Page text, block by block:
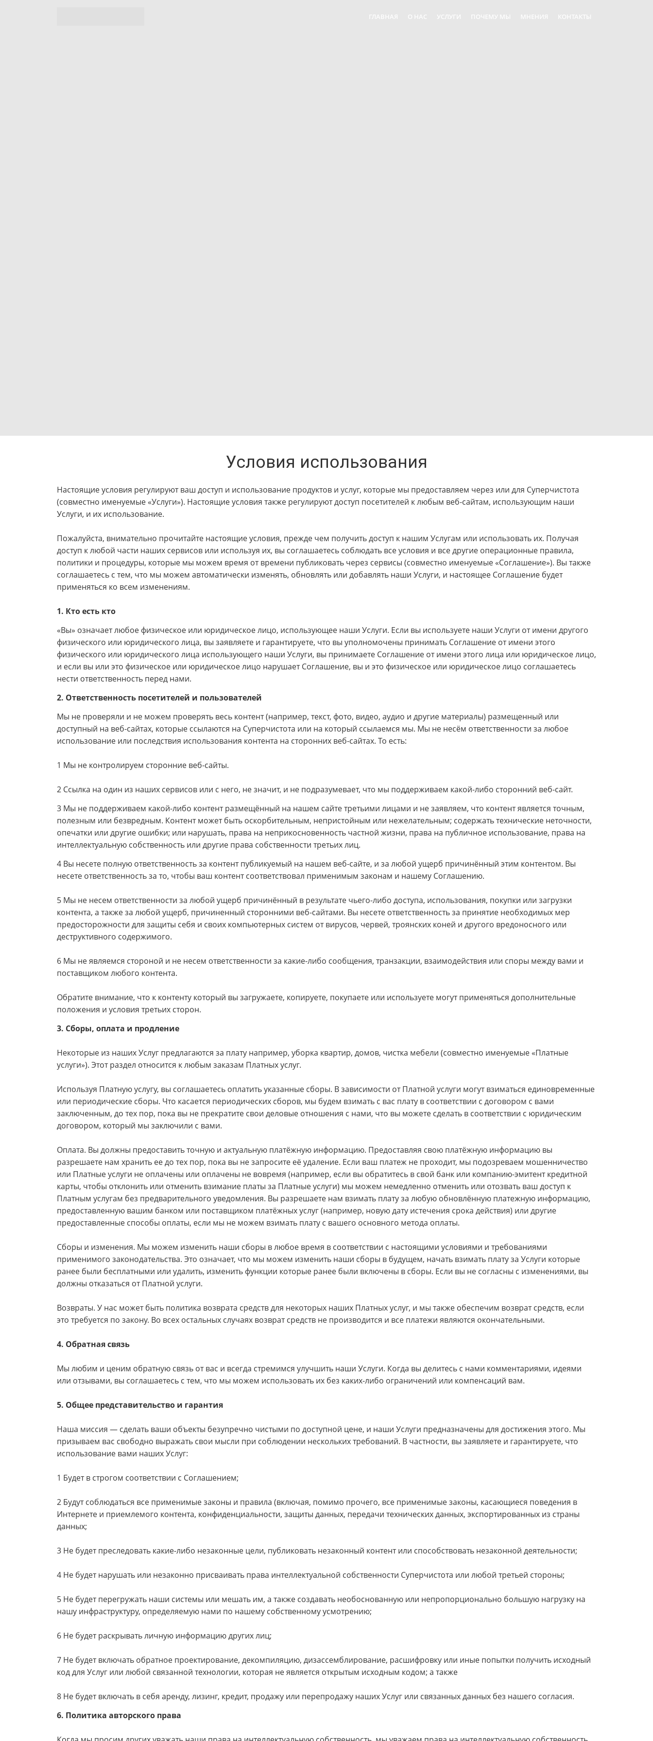
ГЛАВНАЯ О НАС УСЛУГИ ПОЧЕМУ МЫ МНЕНИЯ КОНТАКТЫ
Условия использования
Настоящие условия регулируют ваш доступ и использование продуктов и услуг, которые мы предоставляем через или для Суперчистота
(совместно именуемые «Услуги»). Настоящие условия также регулируют доступ посетителей к любым веб-сайтам, использующим наши
Услуги, и их использование.
Пожалуйста, внимательно прочитайте настоящие условия, прежде чем получить доступ к нашим Услугам или использовать их. Получая
доступ к любой части наших сервисов или используя их, вы соглашаетесь соблюдать все условия и все другие операционные правила,
политики и процедуры, которые мы можем время от времени публиковать через сервисы (совместно именуемые «Соглашение»). Вы также
соглашаетесь с тем, что мы можем автоматически изменять, обновлять или добавлять наши Услуги, и настоящее Соглашение будет
применяться ко всем изменениям.
1. Кто есть кто
«Вы» означает любое физическое или юридическое лицо, использующее наши Услуги. Если вы используете наши Услуги от имени другого
физического или юридического лица, вы заявляете и гарантируете, что вы уполномочены принимать Соглашение от имени этого
физического или юридического лица использующего наши Услуги, вы принимаете Соглашение от имени этого лица или юридическое лицо,
и если вы или это физическое или юридическое лицо нарушает Соглашение, вы и это физическое или юридическое лицо соглашаетесь
нести ответственность перед нами.
2. Ответственность посетителей и пользователей
Мы не проверяли и не можем проверять весь контент (например, текст, фото, видео, аудио и другие материалы) размещенный или
доступный на веб-сайтах, которые ссылаются на Суперчистота или на который ссылаемся мы. Мы не несём ответственности за любое
использование или последствия использования контента на сторонних веб-сайтах. То есть:
1 Мы не контролируем сторонние веб-сайты.
2 Ссылка на один из наших сервисов или с него, не значит, и не подразумевает, что мы поддерживаем какой-либо сторонний веб-сайт.
3 Мы не поддерживаем какой-либо контент размещённый на нашем сайте третьими лицами и не заявляем, что контент является точным,
полезным или безвредным. Контент может быть оскорбительным, непристойным или нежелательным; содержать технические неточности,
опечатки или другие ошибки; или нарушать, права на неприкосновенность частной жизни, права на публичное использование, права на
интеллектуальную собственность или другие права собственности третьих лиц.
4 Вы несете полную ответственность за контент публикуемый на нашем веб-сайте, и за любой ущерб причинённый этим контентом. Вы
несете ответственность за то, чтобы ваш контент соответствовал применимым законам и нашему Соглашению.
5 Мы не несем ответственности за любой ущерб причинённый в результате чьего-либо доступа, использования, покупки или загрузки
контента, а также за любой ущерб, причиненный сторонними веб-сайтами. Вы несете ответственность за принятие необходимых мер
предосторожности для защиты себя и своих компьютерных систем от вирусов, червей, троянских коней и другого вредоносного или
деструктивного содержимого.
6 Мы не являемся стороной и не несем ответственности за какие-либо сообщения, транзакции, взаимодействия или споры между вами и
поставщиком любого контента.
Обратите внимание, что к контенту который вы загружаете, копируете, покупаете или используете могут применяться дополнительные
положения и условия третьих сторон.
3. Сборы, оплата и продление
Некоторые из наших Услуг предлагаются за плату например, уборка квартир, домов, чистка мебели (совместно именуемые «Платные
услуги»). Этот раздел относится к любым заказам Платных услуг.
Используя Платную услугу, вы соглашаетесь оплатить указанные сборы. В зависимости от Платной услуги могут взиматься единовременные
или периодические сборы. Что касается периодических сборов, мы будем взимать с вас плату в соответствии с договором с вами
заключенным, до тех пор, пока вы не прекратите свои деловые отношения с нами, что вы можете сделать в соответствии с юридическим
договором, который мы заключили с вами.
Оплата. Вы должны предоставить точную и актуальную платёжную информацию. Предоставляя свою платёжную информацию вы
разрешаете нам хранить ее до тех пор, пока вы не запросите её удаление. Если ваш платеж не проходит, мы подозреваем мошенничество
или Платные услуги не оплачены или оплачены не вовремя (например, если вы обратитесь в свой банк или компанию-эмитент кредитной
карты, чтобы отклонить или отменить взимание платы за Платные услуги) мы можем немедленно отменить или отозвать ваш доступ к
Платным услугам без предварительного уведомления. Вы разрешаете нам взимать плату за любую обновлённую платежную информацию,
предоставленную вашим банком или поставщиком платёжных услуг (например, новую дату истечения срока действия) или другие
предоставленные способы оплаты, если мы не можем взимать плату с вашего основного метода оплаты.
Сборы и изменения. Мы можем изменить наши сборы в любое время в соответствии с настоящими условиями и требованиями
применимого законодательства. Это означает, что мы можем изменить наши сборы в будущем, начать взимать плату за Услуги которые
ранее были бесплатными или удалить, изменить функции которые ранее были включены в сборы. Если вы не согласны с изменениями, вы
должны отказаться от Платной услуги.
Возвраты. У нас может быть политика возврата средств для некоторых наших Платных услуг, и мы также обеспечим возврат средств, если
это требуется по закону. Во всех остальных случаях возврат средств не производится и все платежи являются окончательными.
4. Обратная связь
Мы любим и ценим обратную связь от вас и всегда стремимся улучшить наши Услуги. Когда вы делитесь с нами комментариями, идеями
или отзывами, вы соглашаетесь с тем, что мы можем использовать их без каких-либо ограничений или компенсаций вам.
5. Общее представительство и гарантия
Наша миссия — сделать ваши объекты безупречно чистыми по доступной цене, и наши Услуги предназначены для достижения этого. Мы
призываем вас свободно выражать свои мысли при соблюдении нескольких требований. В частности, вы заявляете и гарантируете, что
использование вами наших Услуг:
1 Будет в строгом соответствии с Соглашением;
2 Будут соблюдаться все применимые законы и правила (включая, помимо прочего, все применимые законы, касающиеся поведения в
Интернете и приемлемого контента, конфиденциальности, защиты данных, передачи технических данных, экспортированных из страны
данных;
3 Не будет преследовать какие-либо незаконные цели, публиковать незаконный контент или способствовать незаконной деятельности;
4 Не будет нарушать или незаконно присваивать права интеллектуальной собственности Суперчистота или любой третьей стороны;
5 Не будет перегружать наши системы или мешать им, а также создавать необоснованную или непропорционально большую нагрузку на
нашу инфраструктуру, определяемую нами по нашему собственному усмотрению;
6 Не будет раскрывать личную информацию других лиц;
7 Не будет включать обратное проектирование, декомпиляцию, дизассемблирование, расшифровку или иные попытки получить исходный
код для Услуг или любой связанной технологии, которая не является открытым исходным кодом; а также
8 Не будет включать в себя аренду, лизинг, кредит, продажу или перепродажу наших Услуг или связанных данных без нашего согласия.
6. Политика авторского права